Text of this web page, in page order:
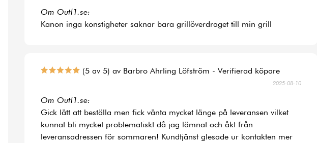
Om Outl1.se:
Kanon inga konstigheter saknar bara grillöverdraget till min grill
(5 av 5) av Barbro Ahrling Löfström - Verifierad köpare
2025-08-10
Om Outl1.se:
Gick lätt att beställa men fick vänta mycket länge på leveransen vilket
kunnat bli mycket problematiskt då jag lämnat och åkt från
leveransadressen för sommaren! Kundtjänst glesade ur kontakten mer